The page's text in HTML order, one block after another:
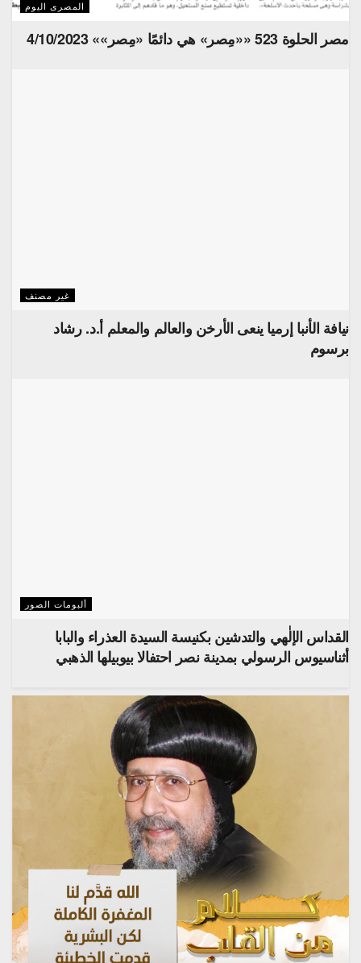
المصرى اليوم
مصر الحلوة 523 ««مِصر» هي دائمًا «مِصر»» 4/10/2023
غير مصنف
نيافة الأنبا إرميا ينعى الأرخن والعالم والمعلم أ.د. رشاد
برسوم
ألبومات الصور
القداس الإلٰهي والتدشين بكنيسة السيدة العذراء والبابا
أثناسيوس الرسولي بمدينة نصر احتفالا بيوبيلها الذهبي